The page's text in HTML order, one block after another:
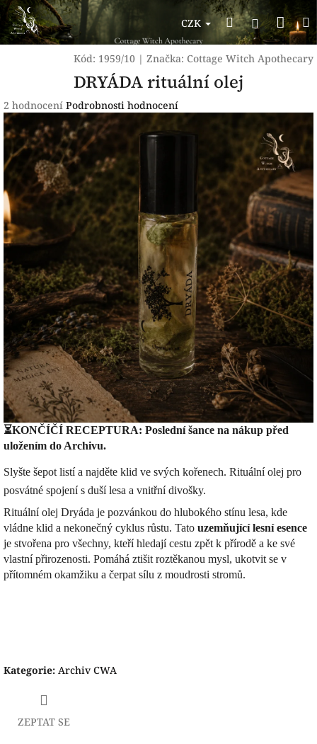
Přejít
na
obsah
CZK Hledat
Kód: 1959/10 | Značka: Cottage Witch Apothecary
DRYÁDA rituální olej
Průměrné
hodnocení
produktu
5,0
z
5
hvězdiček.
2 hodnocení Podrobnosti hodnocení
⏳KONČÍČÍ RECEPTURA: Poslední šance na nákup před
uložením do Archivu.
Slyšte šepot listí a najděte klid ve svých kořenech. Rituální olej pro
posvátné spojení s duší lesa a vnitřní divošky.
Rituální olej Dryáda je pozvánkou do hlubokého stínu lesa, kde
vládne klid a nekonečný cyklus růstu. Tato uzemňující lesní esence
je stvořena pro všechny, kteří hledají cestu zpět k přírodě a ke své
vlastní přirozenosti. Pomáhá ztišit roztěkanou mysl, ukotvit se v
přítomném okamžiku a čerpat sílu z moudrosti stromů.
Kategorie: Archiv CWA
ZEPTAT SE